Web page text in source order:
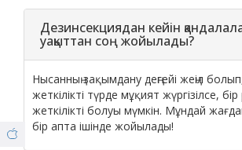
+7 (7172) 55-49-21
Біз туралы
Филиалдар
© Copyright 2019 - nce.kz - all rights reserved.
Дезинсекциядан кейін
уақыттан соң жойылады?
Нысанның зақымдану деңгейі жеңіл
жеткілікті түрде мұқият жүргізілсе, бір
жеткілікті болуы мүмкін. Мұндай
бір апта ішінде жойылады!